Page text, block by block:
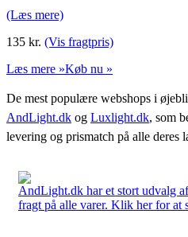
(Læs mere)
135 kr. (Vis fragtpris)
Læs mere »Køb nu »
De mest populære webshops i
AndLight.dk og Luxlight.dk, som
levering og prismatch på alle deres
AndLight.dk har et stort udvalg
fragt på alle varer. Klik her for at